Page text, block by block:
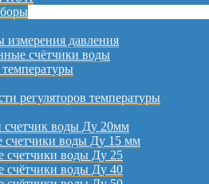
измерения давления
счётчики воды
регуляторов температуры
счетчик воды Ду 20мм
счетчики воды Ду 15 мм
счетчики воды Ду 25
счётчики воды Ду 40